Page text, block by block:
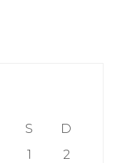
S
D
1
2